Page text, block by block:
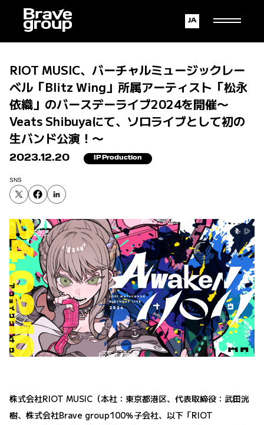
English
Japanese
RIOT MUSIC、バーチャルミュージックレー
ベル「Blitz Wing」所属アーティスト「松永
依織」のバースデーライブ2024を開催〜
Veats Shibuyaにて、ソロライブとして初の
生バンド公演！〜
2023.12.20 IP Production
SNS
株式会社RIOT MUSIC（本社：東京都港区、代表取締役：武田洸
樹、株式会社Brave group100％子会社、以下「RIOT